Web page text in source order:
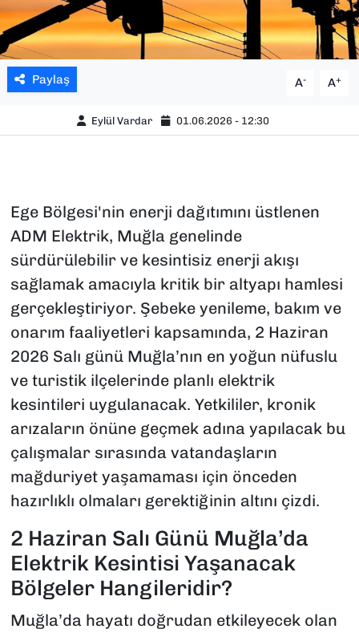
Paylaş A- A+
Eylül Vardar 01.06.2026 - 12:30
Ege Bölgesi'nin enerji dağıtımını üstlenen
ADM Elektrik, Muğla genelinde
sürdürülebilir ve kesintisiz enerji akışı
sağlamak amacıyla kritik bir altyapı hamlesi
gerçekleştiriyor. Şebeke yenileme, bakım ve
onarım faaliyetleri kapsamında, 2 Haziran
2026 Salı günü Muğla’nın en yoğun nüfuslu
ve turistik ilçelerinde planlı elektrik
kesintileri uygulanacak. Yetkililer, kronik
arızaların önüne geçmek adına yapılacak bu
çalışmalar sırasında vatandaşların
mağduriyet yaşamaması için önceden
hazırlıklı olmaları gerektiğinin altını çizdi.
2 Haziran Salı Günü Muğla’da
Elektrik Kesintisi Yaşanacak
Bölgeler Hangileridir?
Muğla’da hayatı doğrudan etkileyecek olan